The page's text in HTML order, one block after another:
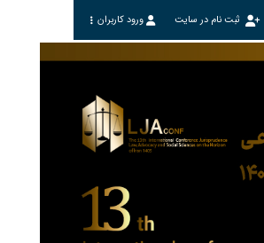
ثبت نام در سایت ورود کاربران